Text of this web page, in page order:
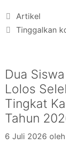
Artikel
Tinggalkan
Dua
Lolos
Tingkat
Tahun
6 Juli 2026 oleh